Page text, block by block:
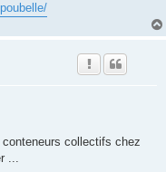
collectifs chez
...